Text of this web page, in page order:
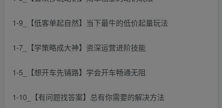
1-9_【低客单起自然】当下最牛的低价起量玩法
1-7_【学策略成大神】资深运营进阶技能
1-5_【想开车先铺路】学会开车畅通无阻
1-10_【有问题找答案】总有你需要的解决方法